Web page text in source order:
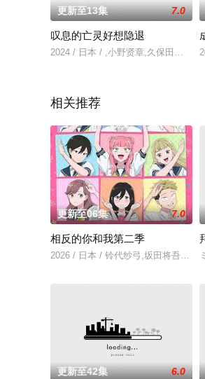
更新至13集 7.0
叹息的亡灵好想隐退
2024 / 日本 / ,小野贤章,久保田未梦,
相关推荐
更新至06集 7.0
相反的你和我第二季
2026 / 日本 / 铃代纱弓,坂田将吾,谷
更新至42集 6.0